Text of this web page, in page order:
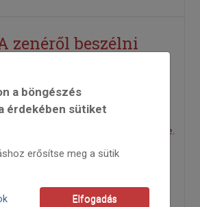
zenéről beszélni
eltáncolni”
gyűjtés – Magyar világi népzene.
Folk Band, Fonó Budai Zeneház,
a böngészés
érdekében sütiket
erősítse meg a sütik
Elfogadás